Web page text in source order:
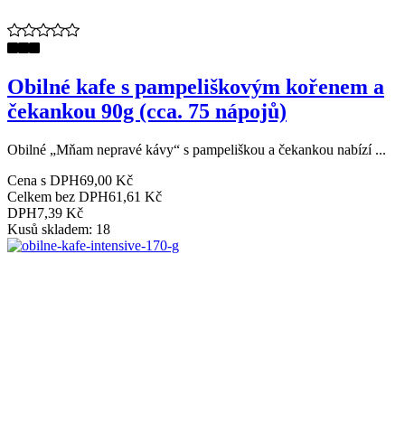
Obilné kafe s pampeliškovým kořenem a
čekankou 90g (cca. 75 nápojů)
Obilné „Mňam nepravé kávy“ s pampeliškou a čekankou nabízí ...
Cena s DPH69,00 Kč
Celkem bez DPH61,61 Kč
DPH7,39 Kč
Kusů skladem: 18